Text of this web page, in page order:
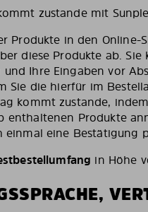
zustande mit
Produkte in den
diese Produkte ab.
Ihre Eingaben vor
Sie die hierfür im
kommt zustande,
enthaltenen Produkte
einmal eine Bestätigung
in Höhe